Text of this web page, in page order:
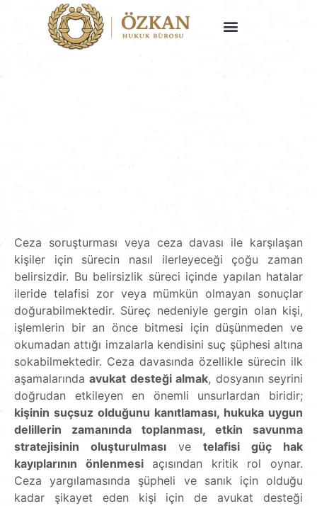
Ceza soruşturması veya ceza davası ile karşılaşan
kişiler için sürecin nasıl ilerleyeceği çoğu zaman
belirsizdir. Bu belirsizlik süreci içinde yapılan hatalar
ileride telafisi zor veya mümkün olmayan sonuçlar
doğurabilmektedir. Süreç nedeniyle gergin olan kişi,
işlemlerin bir an önce bitmesi için düşünmeden ve
okumadan attığı imzalarla kendisini suç şüphesi altına
sokabilmektedir. Ceza davasında özellikle sürecin ilk
aşamalarındaavukat desteği almak, dosyanın seyrini
doğrudan etkileyen en önemli unsurlardan biridir;
kişinin suçsuz olduğunu kanıtlaması, hukuka uygun
delillerin zamanında toplanması, etkin savunma
stratejisinin oluşturulması ve telafisi güç hak
kayıplarının önlenmesiaçısından kritik rol oynar.
Ceza yargılamasında şüpheli ve sanık için olduğu
kadar şikayet eden kişi için de avukat desteği